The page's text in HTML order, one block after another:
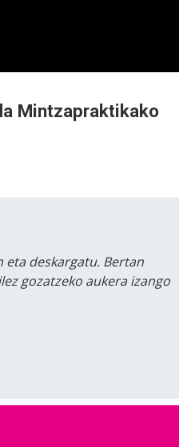
Mintzapraktikako
eta deskargatu. Bertan
gozatzeko aukera izango